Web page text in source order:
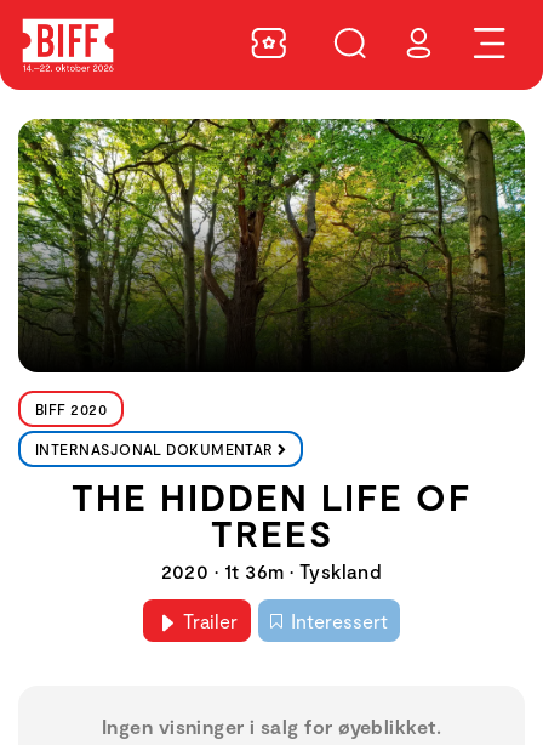
BIFF 2020
INTERNASJONAL DOKUMENTAR
THE HIDDEN LIFE OF
TREES
2020 • 1t 36m • Tyskland
Trailer Interessert
Ingen visninger i salg for øyeblikket.